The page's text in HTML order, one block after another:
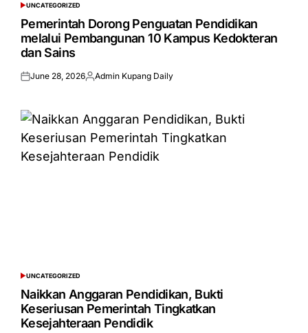
POSTED
IN
UNCATEGORIZED
Pemerintah Dorong Penguatan Pendidikan
melalui Pembangunan 10 Kampus Kedokteran
dan Sains
Posted
June 28, 2026Posted
Admin Kupang Daily
POSTED
IN
UNCATEGORIZED
Naikkan Anggaran Pendidikan, Bukti
Keseriusan Pemerintah Tingkatkan
Kesejahteraan Pendidik